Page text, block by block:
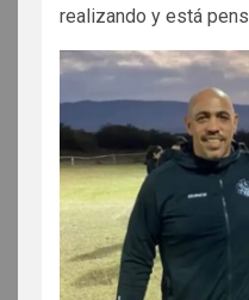
realizando y está